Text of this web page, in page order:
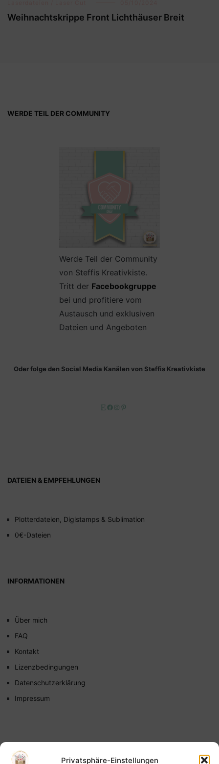
Privatsphäre-Einstellungen
Weihnachtskrippe Front Lichthäuser Breit
WERDE TEIL DER COMMUNITY
Werde Teil der Community
von Steffis Kreativkiste.
Tritt der Facebookgruppe
bei und profitiere vom
Austausch und exklusiven
Dateien und Angeboten
Oder folge den Social Media Kanälen von Steffis Kreativkiste
EtsyFacebook
Instagram
DATEIEN & EMPFEHLUNGEN
Plotterdateien, Digistamps & Sublimation
0€-Dateien
INFORMATIONEN
Über mich
FAQ
Kontakt
Lizenzbedingungen
Datenschutzerklärung
Impressum